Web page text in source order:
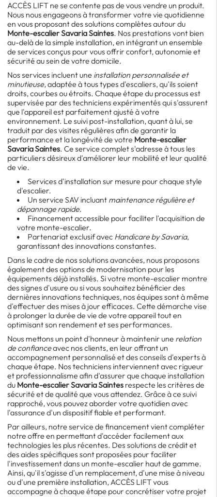
ACCÈS LIFT ne se contente pas de vous vendre un produit.
Nous nous engageons à transformer votre vie quotidienne
en vous proposant des solutions complètes autour du
Monte-escalier Savaria Saintes. Nos prestations vont bien
au-delà de la simple installation, en intégrant un ensemble
de services conçus pour vous offrir confort, autonomie et
sécurité au sein de votre domicile.
Nos services incluent une installation personnalisée et
minutieuse, adaptée à tous types d'escaliers, qu'ils soient
droits, courbes ou étroits. Chaque étape du processus est
supervisée par des techniciens expérimentés qui s'assurent
que l'appareil est parfaitement ajusté à votre
environnement. Le suivi post-installation, quant à lui, se
traduit par des visites régulières afin de garantir la
performance et la longévité de votre Monte-escalier
Savaria Saintes. Ce service complet s'adresse à tous les
particuliers désireux d'améliorer leur mobilité et leur qualité
de vie.
Services d'installation sur mesure pour chaque style
d'escalier.
Un service SAV incluant maintenance régulière et
dépannage rapide.
Financement accessible pour faciliter l'acquisition de
votre monte-escalier.
Partenariat exclusif avec Handicare by Savaria,
garantissant des innovations constantes.
Dans le cadre de nos solutions avancées, nous proposons
également des options de modernisation pour les
équipements déjà installés. Si votre monte-escalier montre
des signes d'usure ou si vous souhaitez bénéficier des
dernières innovations techniques, nos équipes sont à même
d'effectuer des mises à jour efficaces. Cette démarche vise
à prolonger la durée de vie de votre appareil tout en
optimisant son rendement et ses performances.
Nous mettons un point d'honneur à maintenir une relation
de confianceavec nos clients, en leur offrant un
accompagnement personnalisé et des conseils d'experts à
chaque étape. Nos techniciens interviennent avec rigueur
et professionnalisme afin d'assurer que chaque installation
du Monte-escalier Savaria Saintes respecte les critères de
sécurité et de qualité que vous attendez. Grâce à ce suivi
rapproché, vous pouvez aborder votre quotidien avec
l'assurance d'un dispositif fiable et performant.
Par ailleurs, notre service de financement vient compléter
notre offre en permettant d'accéder facilement aux
technologies les plus récentes. Des solutions de crédit et
des aides spécifiques sont proposées pour faciliter
l'investissement dans un monte-escalier haut de gamme.
Ainsi, qu'il s'agisse d'un remplacement, d'une mise à niveau
ou d'une première installation, ACCÈS LIFT vous
accompagne à chaque étape pour concrétiser votre projet